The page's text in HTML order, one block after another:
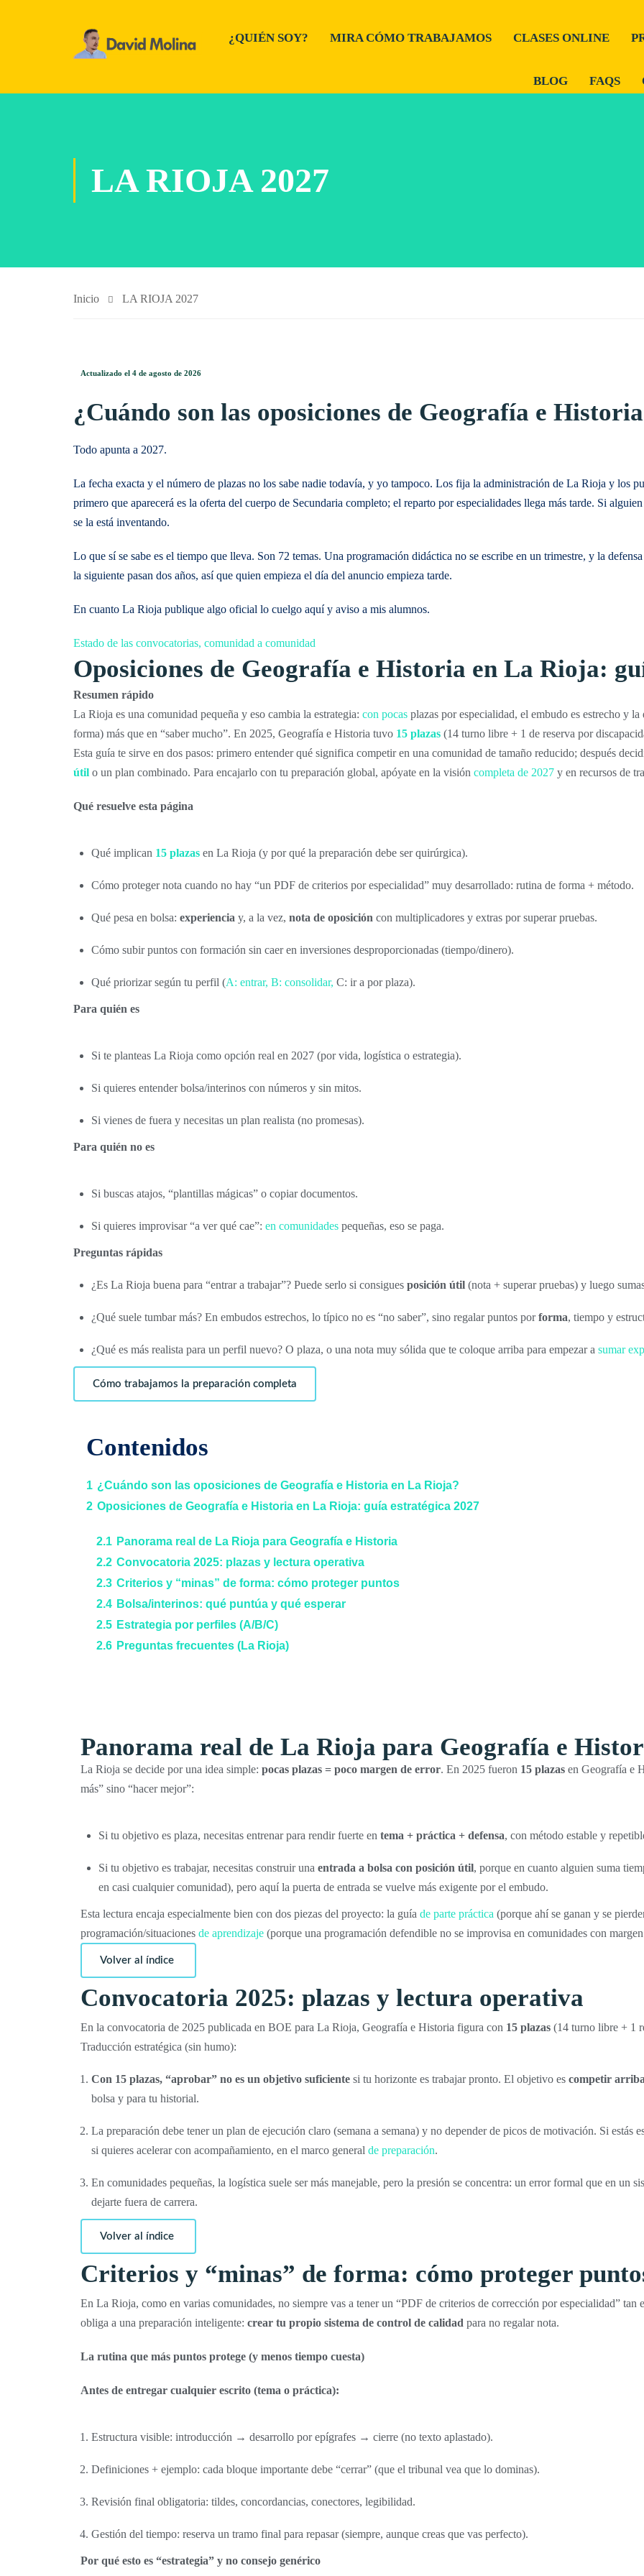
¿QUIÉN SOY? MIRA CÓMO TRABAJAMOS CLASES ONLINE
BLOG FAQS
LA RIOJA 2027
Inicio LA RIOJA 2027
Actualizado el 4 de agosto de 2026
¿Cuándo son las oposiciones de Geografía e
Todo apunta a 2027.
La fecha exacta y el número de plazas no los sabe nadie todavía, y yo tampoco. Los fija la administración de La Rioja y los
primero que aparecerá es la oferta del cuerpo de Secundaria completo; el reparto por especialidades llega más tarde. Si
se la está inventando.
Lo que sí se sabe es el tiempo que lleva. Son 72 temas. Una programación didáctica no se escribe en un trimestre, y la
la siguiente pasan dos años, así que quien empieza el día del anuncio empieza tarde.
En cuanto La Rioja publique algo oficial lo cuelgo aquí y aviso a mis alumnos.
Estado de las convocatorias, comunidad a comunidad
Oposiciones de Geografía e Historia en La Rioja:
Resumen rápido
La Rioja es una comunidad pequeña y eso cambia la estrategia: con pocas plazas por especialidad, el embudo es estrecho y
forma) más que en “saber mucho”. En 2025, Geografía e Historia tuvo 15 plazas (14 turno libre + 1 de reserva por
Esta guía te sirve en dos pasos: primero entender qué significa competir en una comunidad de tamaño reducido; después
útil o un plan combinado. Para encajarlo con tu preparación global, apóyate en la visión completa de 2027 y en recursos de
Qué resuelve esta página
Qué implican 15 plazas en La Rioja (y por qué la preparación debe ser quirúrgica).
Cómo proteger nota cuando no hay “un PDF de criterios por especialidad” muy desarrollado: rutina de forma + método.
Qué pesa en bolsa: experiencia y, a la vez, nota de oposición con multiplicadores y extras por superar pruebas.
Cómo subir puntos con formación sin caer en inversiones desproporcionadas (tiempo/dinero).
Qué priorizar según tu perfil (A: entrar, B: consolidar, C: ir a por plaza).
Para quién es
Si te planteas La Rioja como opción real en 2027 (por vida, logística o estrategia).
Si quieres entender bolsa/interinos con números y sin mitos.
Si vienes de fuera y necesitas un plan realista (no promesas).
Para quién no es
Si buscas atajos, “plantillas mágicas” o copiar documentos.
Si quieres improvisar “a ver qué cae”: en comunidades pequeñas, eso se paga.
Preguntas rápidas
¿Es La Rioja buena para “entrar a trabajar”? Puede serlo si consigues posición útil (nota + superar pruebas) y luego
¿Qué suele tumbar más? En embudos estrechos, lo típico no es “no saber”, sino regalar puntos porforma, tiempo y
¿Qué es más realista para un perfil nuevo? O plaza, o una nota muy sólida que te coloque arriba para empezar a sumar
Cómo trabajamos la preparación completa
Contenidos
1 ¿Cuándo son las oposiciones de Geografía e Historia en La Rioja?
2 Oposiciones de Geografía e Historia en La Rioja: guía estratégica 2027
2.1 Panorama real de La Rioja para Geografía e Historia
2.2 Convocatoria 2025: plazas y lectura operativa
2.3 Criterios y “minas” de forma: cómo proteger puntos
2.4 Bolsa/interinos: qué puntúa y qué esperar
2.5 Estrategia por perfiles (A/B/C)
2.6 Preguntas frecuentes (La Rioja)
Panorama real de La Rioja para Geografía e
La Rioja se decide por una idea simple: pocas plazas = poco margen de error. En 2025 fueron 15 plazas en Geografía e
más” sino “hacer mejor”:
Si tu objetivo es plaza, necesitas entrenar para rendir fuerte en tema + práctica + defensa, con método estable y
Si tu objetivo es trabajar, necesitas construir una entrada a bolsa con posición útil, porque en cuanto alguien suma
en casi cualquier comunidad), pero aquí la puerta de entrada se vuelve más exigente por el embudo.
Esta lectura encaja especialmente bien con dos piezas del proyecto: la guía de parte práctica (porque ahí se ganan y se
programación/situaciones de aprendizaje (porque una programación defendible no se improvisa en comunidades con
Volver al índice
Convocatoria 2025: plazas y lectura operativa
En la convocatoria de 2025 publicada en BOE para La Rioja, Geografía e Historia figura con 15 plazas (14 turno libre + 1
Traducción estratégica (sin humo):
Con 15 plazas, “aprobar” no es un objetivo suficiente si tu horizonte es trabajar pronto. El objetivo es competir arriba
bolsa y para tu historial.
La preparación debe tener un plan de ejecución claro (semana a semana) y no depender de picos de motivación. Si estás
si quieres acelerar con acompañamiento, en el marco general de preparación.
En comunidades pequeñas, la logística suele ser más manejable, pero la presión se concentra: un error formal que en un
dejarte fuera de carrera.
Volver al índice
Criterios y “minas” de forma: cómo proteger
En La Rioja, como en varias comunidades, no siempre vas a tener un “PDF de criterios de corrección por especialidad”
obliga a una preparación inteligente: crear tu propio sistema de control de calidad para no regalar nota.
La rutina que más puntos protege (y menos tiempo cuesta)
Antes de entregar cualquier escrito (tema o práctica):
Estructura visible: introducción → desarrollo por epígrafes → cierre (no texto aplastado).
Definiciones + ejemplo: cada bloque importante debe “cerrar” (que el tribunal vea que lo dominas).
Revisión final obligatoria: tildes, concordancias, conectores, legibilidad.
Gestión del tiempo: reserva un tramo final para repasar (siempre, aunque creas que vas perfecto).
Por qué esto es “estrategia” y no consejo genérico